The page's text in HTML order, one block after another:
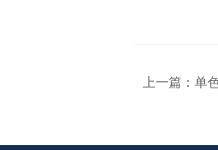
上一篇： 单